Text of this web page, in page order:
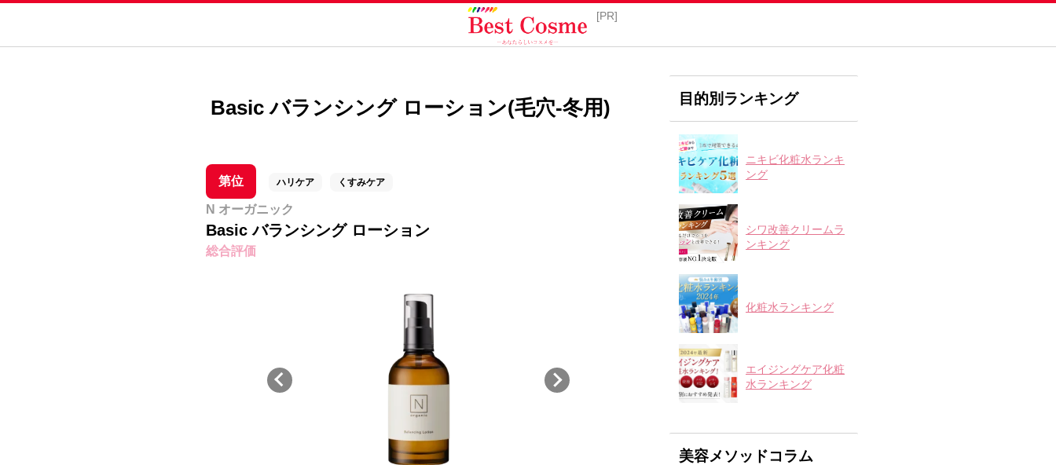
Basic バランシング ローション(毛穴-冬用)
第位 ハリケア くすみケア
N オーガニック
Basic バランシング ローション
総合評価
目的別ランキング
ニキビ化粧水ランキ
ング
シワ改善クリームラ
ンキング
化粧水ランキング
エイジングケア化粧
水ランキング
美容メソッドコラム